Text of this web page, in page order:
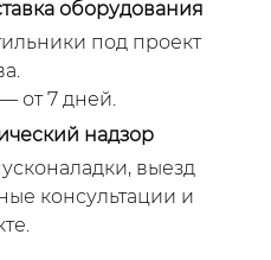
оборудования
под проект
от 7 дней.
надзор
выезд
консультации и